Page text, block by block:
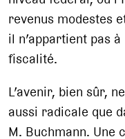
revenus modestes
il n’appartient pas
fiscalité.
L’avenir, bien sûr,
aussi radicale que
M. Buchmann.